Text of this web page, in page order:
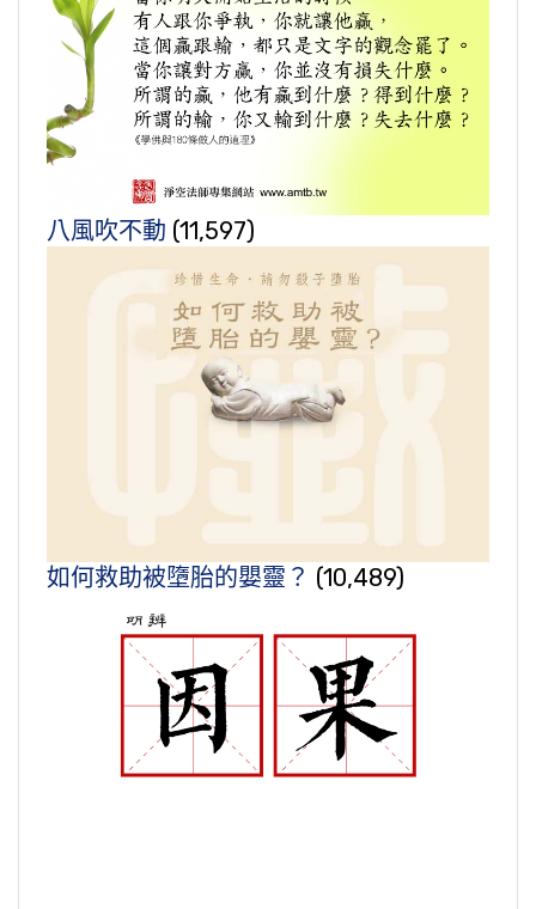
八風吹不動 (11,597)
如何救助被墮胎的嬰靈？ (10,489)